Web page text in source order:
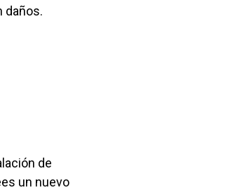
daños.
de
un nuevo